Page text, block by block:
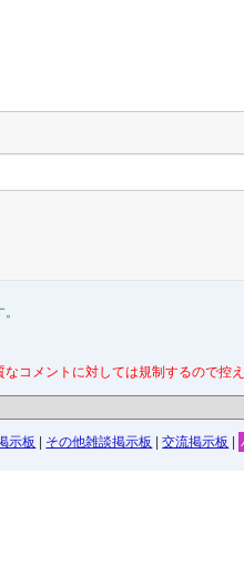
コメントに対しては規制するので控え
示板 その他雑談掲示板 |交流掲示板